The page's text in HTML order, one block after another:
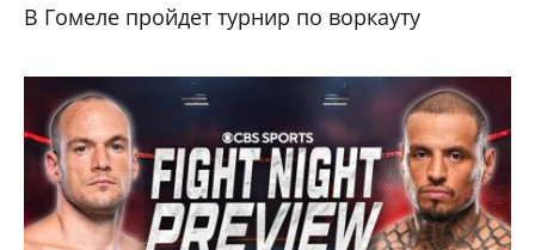
В Гомеле пройдет турнир по воркауту